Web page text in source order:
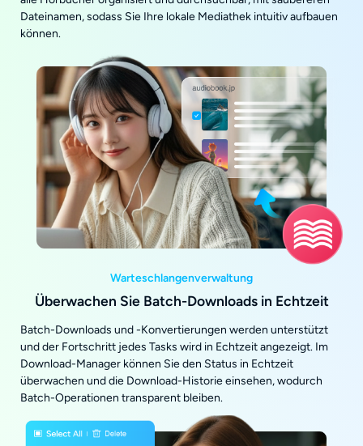
Dateinamen, sodass Sie Ihre lokale Mediathek intuitiv aufbauen
können.
Warteschlangenverwaltung
Überwachen Sie Batch-Downloads in Echtzeit
Batch-Downloads und -Konvertierungen werden unterstützt
und der Fortschritt jedes Tasks wird in Echtzeit angezeigt. Im
Download-Manager können Sie den Status in Echtzeit
überwachen und die Download-Historie einsehen, wodurch
Batch-Operationen transparent bleiben.